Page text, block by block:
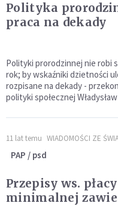
Polityka
praca na dekady
Polityki prorodzinnej nie robi
rok; by wskaźniki dzietności
rozpisane na dekady -
polityki społecznej
11 lat temu WIADOMOŚCI ZE
PAP / psd
Przepisy ws. płacy
minimalnej